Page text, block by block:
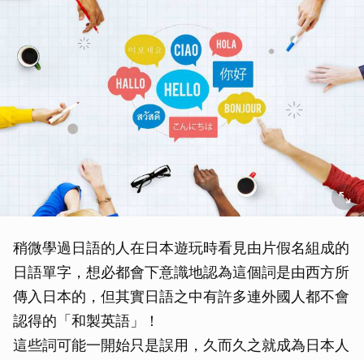
稍微學過日語的人在日本遊玩時看見由片假名組成的
日語單字，想必都會下意識地認為這個詞是由西方所
傳入日本的，但其實日語之中有許多連外國人都不會
認得的「和製英語」！
這些詞可能一開始只是誤用，久而久之就成為日本人